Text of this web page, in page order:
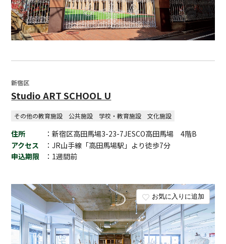
お気に入りに追加
新宿区
Studio ART SCHOOL U
その他の教育施設 公共施設 学校・教育施設 文化施設
住所
：新宿区高田馬場3-23-7JESCO高田馬場 4階B
アクセス
：JR山手線「高田馬場駅」より徒歩7分
申込期限
：1週間前